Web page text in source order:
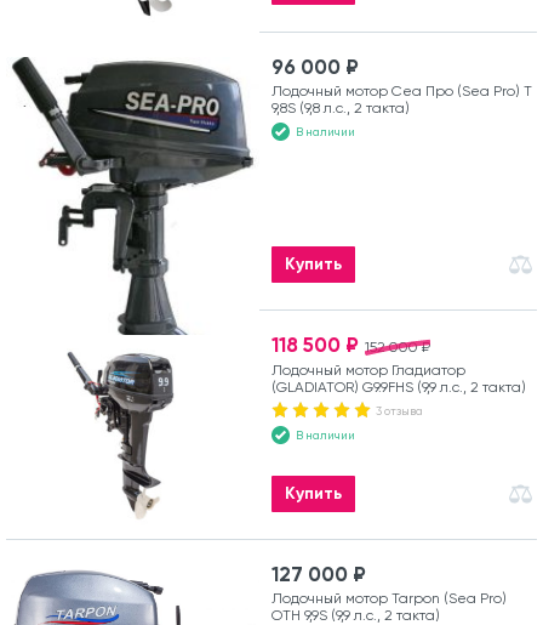
96 000 ₽
Лодочный мотор Сеа Про (Sea Pro) Т
9,8S (9,8 л.с., 2 такта)
В наличии
Купить
152 000 ₽
118 500 ₽
Лодочный мотор Гладиатор
(GLADIATOR) G9.9FHS (9,9 л.с., 2 такта)
3 отзыва
В наличии
Купить
127 000 ₽
Лодочный мотор Tarpon (Sea Pro)
OTH 9,9S (9,9 л.с., 2 такта)